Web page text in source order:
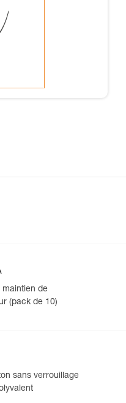
maintien de
(pack de 10)
sans verrouillage